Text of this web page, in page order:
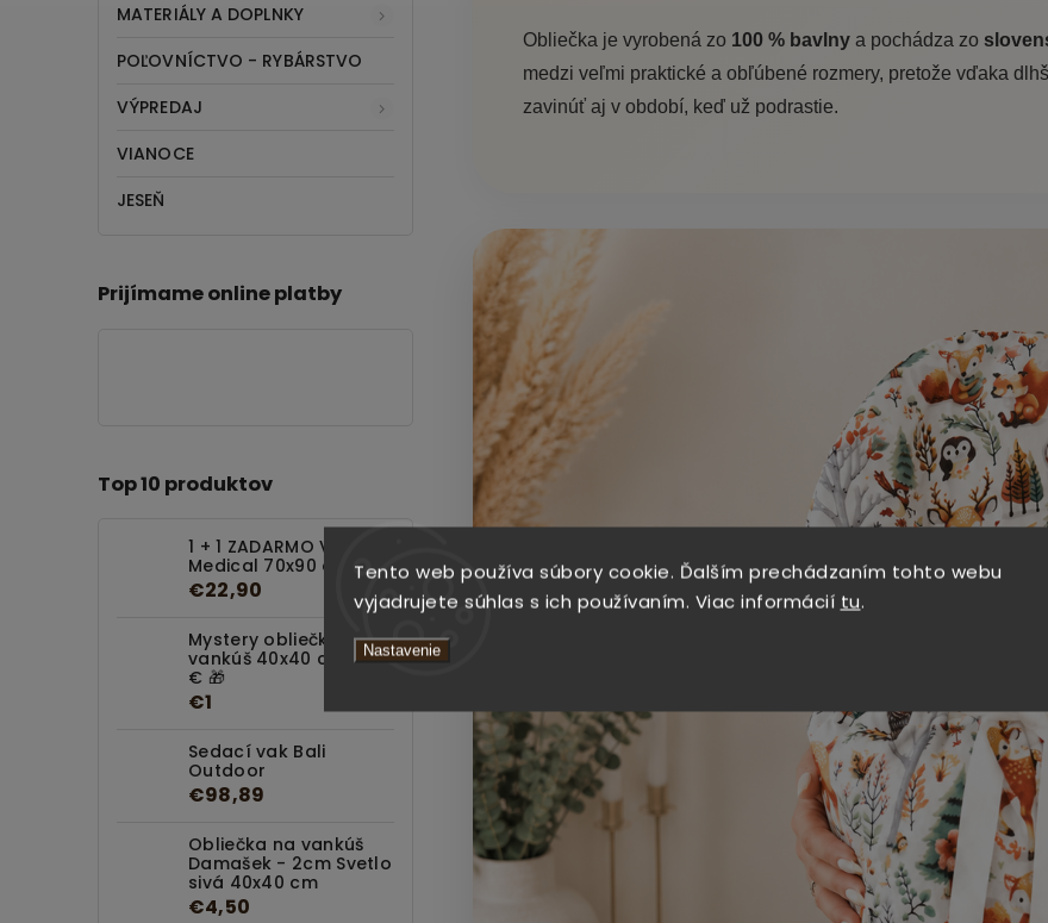
Tento web používa súbory cookie. Ďalším prechádzaním tohto webu
vyjadrujete súhlas s ich používaním. Viac informácií tu.
Nastavenie
MATERIÁLY A DOPLNKY
POĽOVNÍCTVO - RYBÁRSTVO
VÝPREDAJ
VIANOCE
JESEŇ
Prijímame online platby
Top 10 produktov
1 + 1 ZADARMO Vankúš
Medical 70x90 cm
€22,90
Mystery obliečka na
vankúš 40x40 cm za 1
€ 🎁
€1
Sedací vak Bali
Outdoor
€98,89
Obliečka na vankúš
Damašek - 2cm Svetlo
sivá 40x40 cm
€4,50
Obliečka je vyrobená zo 100 % bavlny a pochádza zo
medzi veľmi praktické a obľúbené rozmery, pretože vďaka
zavinúť aj v období, keď už podrastie.